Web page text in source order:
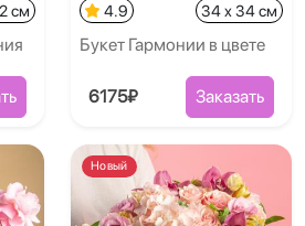
см 4.9 34 x 34 см
Букет Гармонии в цвете
6175₽ Заказать
Новый